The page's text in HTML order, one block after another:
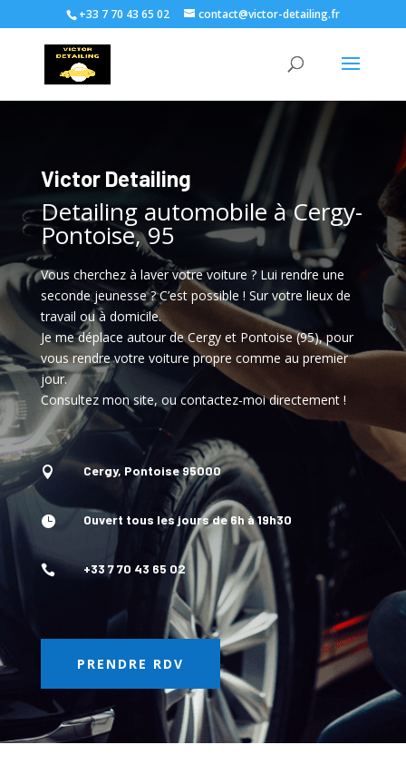
+33 7 70 43 65 02 contact@victor-detailing.fr
Victor Detailing
Detailing automobile à Cergy-
Pontoise, 95
Vous cherchez à laver votre voiture ? Lui rendre une
seconde jeunesse ? C’est possible ! Sur votre lieux de
travail ou à domicile.
Je me déplace autour de Cergy et Pontoise (95), pour
vous rendre votre voiture propre comme au premier
jour.
Consultez mon site, ou contactez-moi directement !
 Cergy, Pontoise 95000
 Ouvert tous les jours de 6h à 19h30
 +33 7 70 43 65 02
PRENDRE RDV